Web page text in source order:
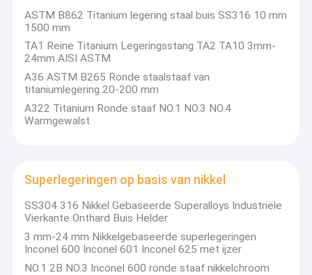
301 1/2H 3/4H H Roestvrijstalen spoel
ROESTVRIJ STALEN STRIP
Het staal van de titaniumlegering
Superlegeringen op basis van nikkel
Hoek van roestvrij staal
Roestvrij staalkanaal
Roestvrijstalen platte staaf
Staaf van aluminiumlegering
ASTM B862 Titanium legering staal buis SS316 10 mm
1500 mm
TA1 Reine Titanium Legeringsstang TA2 TA10 3mm-
24mm AISI ASTM
A36 ASTM B265 Ronde staalstaaf van
titaniumlegering 20-200 mm
A322 Titanium Ronde staaf NO.1 NO.3 NO.4
Warmgewalst
Superlegeringen op basis van nikkel
SS304 316 Nikkel Gebaseerde Superalloys Industriële
Vierkante Onthard Buis Helder
3 mm-24 mm Nikkelgebaseerde superlegeringen
Inconel 600 Inconel 601 Inconel 625 met ijzer
NO.1 2B NO.3 Inconel 600 ronde staaf nikkelchroom